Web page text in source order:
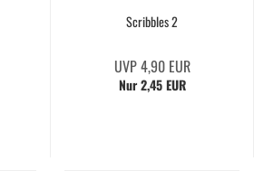
Scribbles 2
UVP 4,90 EUR
Nur 2,45 EUR